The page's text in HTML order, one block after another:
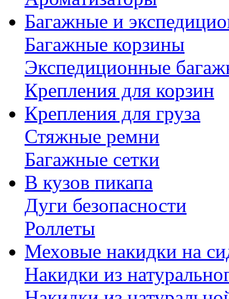
Багажные и
Багажные корзины
Экспедиционные
Крепления для корзин
Крепления для груза
Стяжные ремни
Багажные сетки
В кузов пикапа
Дуги безопасности
Роллеты
Меховые накидки на
Накидки из